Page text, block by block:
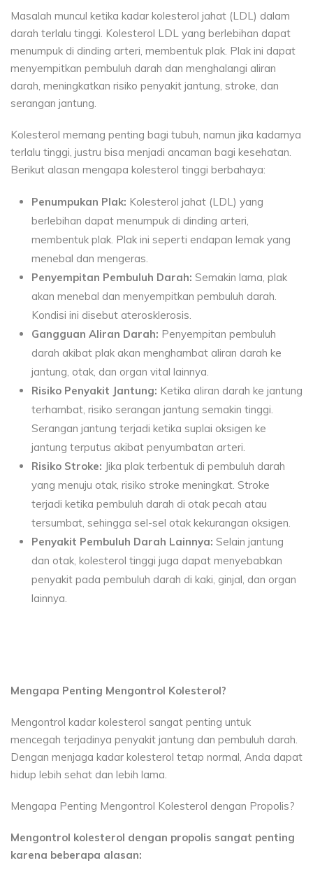
Masalah muncul ketika kadar kolesterol jahat (LDL) dalam
darah terlalu tinggi. Kolesterol LDL yang berlebihan dapat
menumpuk di dinding arteri, membentuk plak. Plak ini dapat
menyempitkan pembuluh darah dan menghalangi aliran
darah, meningkatkan risiko penyakit jantung, stroke, dan
serangan jantung.
Kolesterol memang penting bagi tubuh, namun jika kadarnya
terlalu tinggi, justru bisa menjadi ancaman bagi kesehatan.
Berikut alasan mengapa kolesterol tinggi berbahaya:
Penumpukan Plak: Kolesterol jahat (LDL) yang
berlebihan dapat menumpuk di dinding arteri,
membentuk plak. Plak ini seperti endapan lemak yang
menebal dan mengeras.
Penyempitan Pembuluh Darah: Semakin lama, plak
akan menebal dan menyempitkan pembuluh darah.
Kondisi ini disebut aterosklerosis.
Gangguan Aliran Darah: Penyempitan pembuluh
darah akibat plak akan menghambat aliran darah ke
jantung, otak, dan organ vital lainnya.
Risiko Penyakit Jantung: Ketika aliran darah ke jantung
terhambat, risiko serangan jantung semakin tinggi.
Serangan jantung terjadi ketika suplai oksigen ke
jantung terputus akibat penyumbatan arteri.
Risiko Stroke: Jika plak terbentuk di pembuluh darah
yang menuju otak, risiko stroke meningkat. Stroke
terjadi ketika pembuluh darah di otak pecah atau
tersumbat, sehingga sel-sel otak kekurangan oksigen.
Penyakit Pembuluh Darah Lainnya: Selain jantung
dan otak, kolesterol tinggi juga dapat menyebabkan
penyakit pada pembuluh darah di kaki, ginjal, dan organ
lainnya.
Mengapa Penting Mengontrol Kolesterol?
Mengontrol kadar kolesterol sangat penting untuk
mencegah terjadinya penyakit jantung dan pembuluh darah.
Dengan menjaga kadar kolesterol tetap normal, Anda dapat
hidup lebih sehat dan lebih lama.
Mengapa Penting Mengontrol Kolesterol dengan Propolis?
Mengontrol kolesterol dengan propolis sangat penting
karena beberapa alasan: